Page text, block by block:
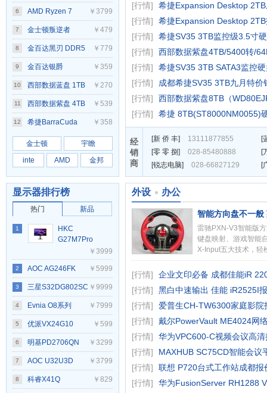
9700X
AMD Ryzen 7
9800X3D
6 ￥3799
金士顿叛逆者
Renegade
32GB(16G*2)
DDR5 6000 灯条
RGB白
7 ￥479
金百达黑刃 DDR5
6800
64GB(32GBx2)
8 ￥779
金百达银爵
16GBDDR4 3200
9 ￥359
西部数据蓝盘 1TB
7200转 64MB
SATA3
10 ￥270
西部数据紫盘 4TB
64MB SATA3
11 ￥539
希捷BarraCuda
2TB 7200转
256MB SATA3
12 ￥358
金士顿
宇瞻
inte
AMD 金邦
希捷Expansion Desktop
[行情]
希捷Expansion Desktop
[行情]
希捷SV35 3TB监控级3.5寸
[行情]
西部数据紫盘4TB/5400转/
[行情]
希捷SV35 3TB SATA3监控
[行情]
成都希捷SV35 3TB九月特价
[行情]
西部数据紫盘8TB（
[行情]
希捷 8TB(ST8000NM0055)
[行情]
经
销
商
[新 侨 丰] 13111877855 [
[零 零 捌] 028-85480888 [
[锐志电脑] 028-66827129 [
显示器排行榜
热门 新品
HKC
G27M7Pro
1
￥3999
AOC AG246FK
2 ￥5999
三星S32DG802SC
3 ￥9999
Evnia O8系列
32M2N8800
4 ￥7999
优派VX24G10
5 ￥599
明基PD2706QN
6 ￥3299
AOC U32U3D
7 ￥3799
科睿X41Q
8 ￥829
外设 办公
智能方向盘不一般
雷驰PXN-V3智能版
键盘映射、游戏智能
X-Input五大技术，
[详情]
企业文印必备 成都佳能iR
[行情]
黑白中速输出 佳能 iR2525I
[行情]
爱普生CH-TW6300家庭影院
[行情]
戴尔PowerVault ME4024网
[行情]
华为VPC600-C视频会议高
[行情]
MAXHUB SC75CD智能会议
[行情]
联想 P720台式工作站成都报
[行情]
华为FusionServer RH1288
[行情]